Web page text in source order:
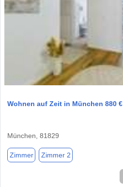
Wohnen auf Zeit in München 880 €
München, 81829
Zimmer Zimmer 2